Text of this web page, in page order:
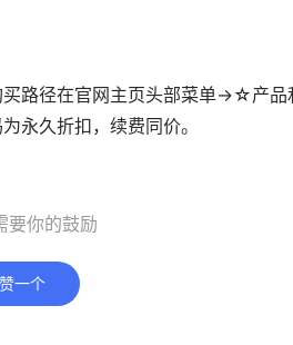
买路径在官网主页头部菜单→☆产
永久折扣，续费同价。
要你的鼓励
赞一个